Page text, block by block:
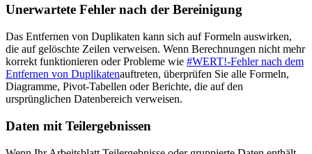
Unerwartete Fehler nach der Bereinigung
Das Entfernen von Duplikaten kann sich auf Formeln auswirken,
die auf gelöschte Zeilen verweisen. Wenn Berechnungen nicht mehr
korrekt funktionieren oder Probleme wie #WERT!-Fehler nach dem
Entfernen von Duplikatenauftreten, überprüfen Sie alle Formeln,
Diagramme, Pivot-Tabellen oder Berichte, die auf den
ursprünglichen Datenbereich verweisen.
Daten mit Teilergebnissen